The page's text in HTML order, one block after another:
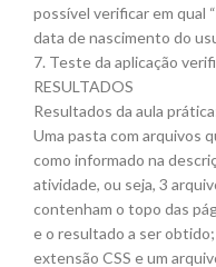
possível verificar em qual
data de nascimento do
7. Teste da aplicação
RESULTADOS
Resultados da aula
Uma pasta com arquivos
como informado na
atividade, ou seja, 3
contenham o topo das
e o resultado a ser
extensão CSS e um